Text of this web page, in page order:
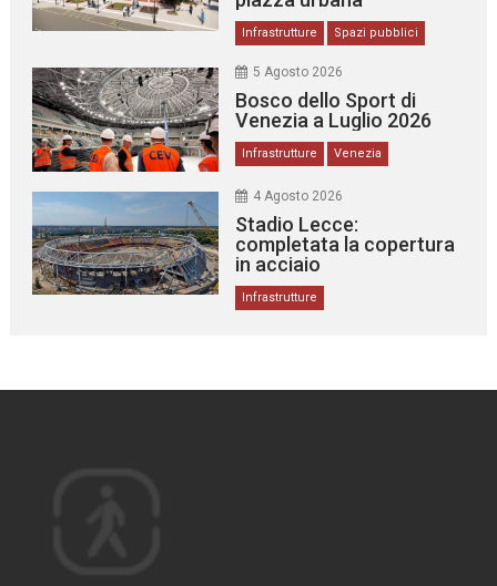
Infrastrutture Spazi pubblici
5 Agosto 2026
Bosco dello Sport di
Venezia a Luglio 2026
Infrastrutture Venezia
4 Agosto 2026
Stadio Lecce:
completata la copertura
in acciaio
Infrastrutture